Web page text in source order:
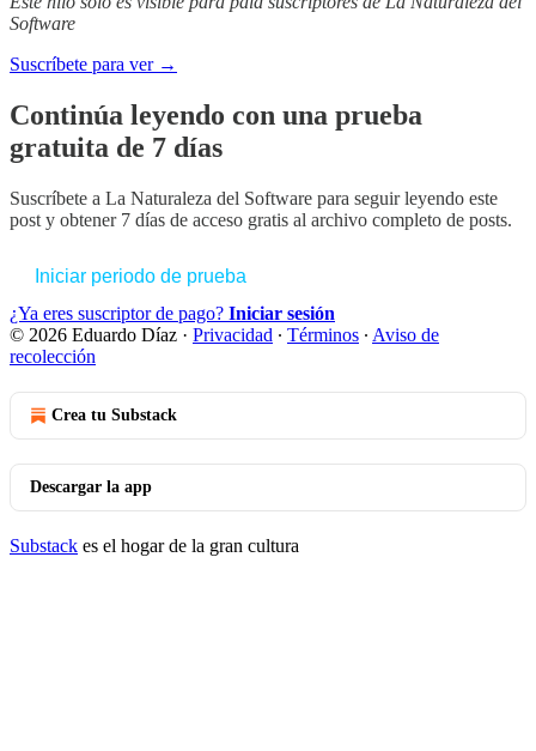
Software
Suscríbete para ver →
Continúa leyendo con una prueba
gratuita de 7 días
Suscríbete a La Naturaleza del Software para seguir leyendo este
post y obtener 7 días de acceso gratis al archivo completo de posts.
Iniciar periodo de prueba
¿Ya eres suscriptor de pago? Iniciar sesión
© 2026 Eduardo Díaz · Privacidad ∙ Términos ∙ Aviso de
recolección
Crea tu Substack
Descargar la app
Substack es el hogar de la gran cultura